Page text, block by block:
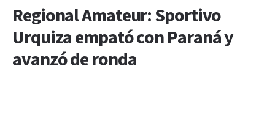
Regional Amateur: Sportivo
Urquiza empató con Paraná y
avanzó de ronda